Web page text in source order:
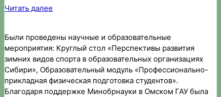
Читать далее
триада
–
путь
к
победе!
Были проведены научные и образовательные
мероприятия: Круглый стол «Перспективы развития
зимних видов спорта в образовательных организациях
Сибири», Образовательный модуль «Профессионально-
прикладная физическая подготовка студентов».
Благодаря поддержке Минобрнауки в Омском ГАУ была